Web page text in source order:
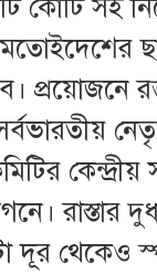
সই
প্রয়োজনে
কেন্দ্রীয়
রাস্তার
দূর থেকেও